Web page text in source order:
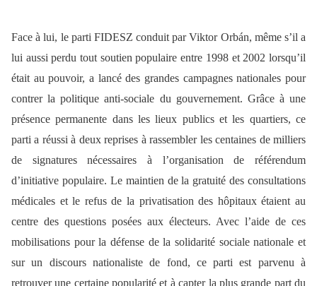
Face à lui, le parti FIDESZ conduit par Viktor Orbán, même s’il a
lui aussi perdu tout soutien populaire entre 1998 et 2002 lorsqu’il
était au pouvoir, a lancé des grandes campagnes nationales pour
contrer la politique anti-sociale du gouvernement. Grâce à une
présence permanente dans les lieux publics et les quartiers, ce
parti a réussi à deux reprises à rassembler les centaines de milliers
de signatures nécessaires à l’organisation de référendum
d’initiative populaire. Le maintien de la gratuité des consultations
médicales et le refus de la privatisation des hôpitaux étaient au
centre des questions posées aux électeurs. Avec l’aide de ces
mobilisations pour la défense de la solidarité sociale nationale et
sur un discours nationaliste de fond, ce parti est parvenu à
retrouver une certaine popularité et à capter la plus grande part du